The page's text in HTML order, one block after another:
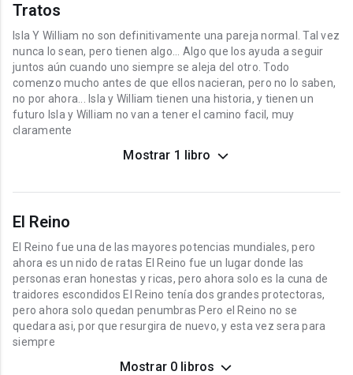
Tratos
Isla Y William no son definitivamente una pareja normal. Tal vez
nunca lo sean, pero tienen algo... Algo que los ayuda a seguir
juntos aún cuando uno siempre se aleja del otro. Todo
comenzo mucho antes de que ellos nacieran, pero no lo saben,
no por ahora... Isla y William tienen una historia, y tienen un
futuro Isla y William no van a tener el camino facil, muy
claramente
Mostrar 1 libro
El Reino
El Reino fue una de las mayores potencias mundiales, pero
ahora es un nido de ratas El Reino fue un lugar donde las
personas eran honestas y ricas, pero ahora solo es la cuna de
traidores escondidos El Reino tenía dos grandes protectoras,
pero ahora solo quedan penumbras Pero el Reino no se
quedara asi, por que resurgira de nuevo, y esta vez sera para
siempre
Mostrar 0 libros